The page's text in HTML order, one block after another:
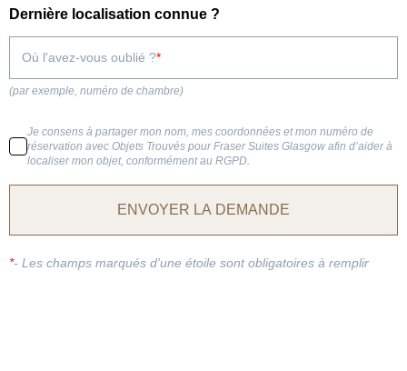
Dernière localisation connue ?
Où l'avez-vous oublié ?
(par exemple, numéro de chambre)
Je consens à partager mon nom, mes coordonnées et mon numéro de
réservation avec Objets Trouvés pour Fraser Suites Glasgow afin d’aider à
localiser mon objet, conformément au RGPD.
ENVOYER LA DEMANDE
*- Les champs marqués d'une étoile sont obligatoires à remplir